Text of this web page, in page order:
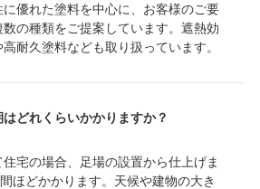
優れた塗料を中心に、お客様のご要
の種類をご提案しています。遮熱効
耐久塗料なども取り扱っています。
どれくらいかかりますか？
宅の場合、足場の設置から仕上げま
ほどかかります。天候や建物の大き